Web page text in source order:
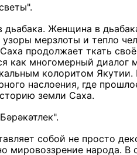
Женщина в
мерзлоты и тепло
продолжает ткать
как многомерный
колоритом Якутии.
наслоения, где
земли Саха.
собой не просто
мировоззрение народа. В